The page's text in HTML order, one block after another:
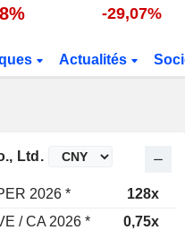
-29,07%
Actualités
Ltd.
2026 * 128x
/ CA 2026 * 0,75x